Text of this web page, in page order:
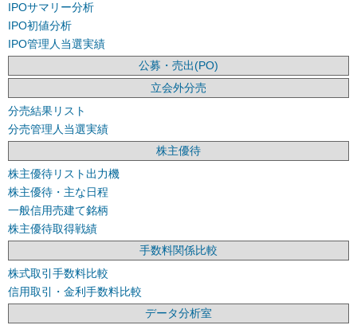
IPOサマリー分析
IPO初値分析
IPO管理人当選実績
公募・売出(PO)
立会外分売
分売結果リスト
分売管理人当選実績
株主優待
株主優待リスト出力機
株主優待・主な日程
一般信用売建て銘柄
株主優待取得戦績
手数料関係比較
株式取引手数料比較
信用取引・金利手数料比較
データ分析室